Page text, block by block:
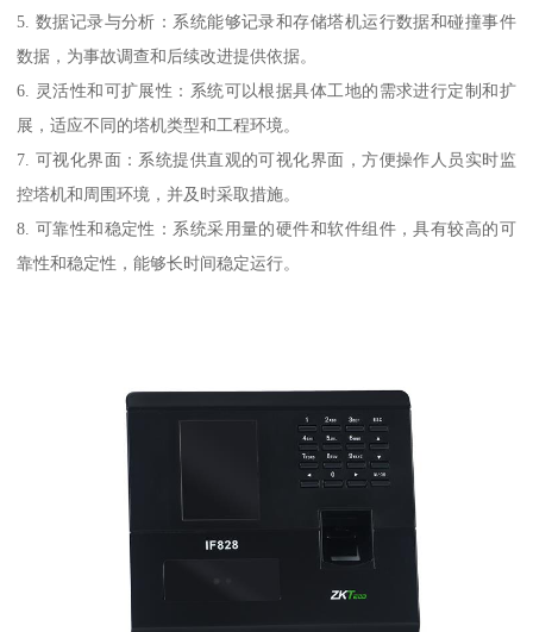
5. 数据记录与分析：系统能够记录和存储塔机运行数据和碰撞事件
数据，为事故调查和后续改进提供依据。
6. 灵活性和可扩展性：系统可以根据具体工地的需求进行定制和扩
展，适应不同的塔机类型和工程环境。
7. 可视化界面：系统提供直观的可视化界面，方便操作人员实时监
控塔机和周围环境，并及时采取措施。
8. 可靠性和稳定性：系统采用量的硬件和软件组件，具有较高的可
靠性和稳定性，能够长时间稳定运行。